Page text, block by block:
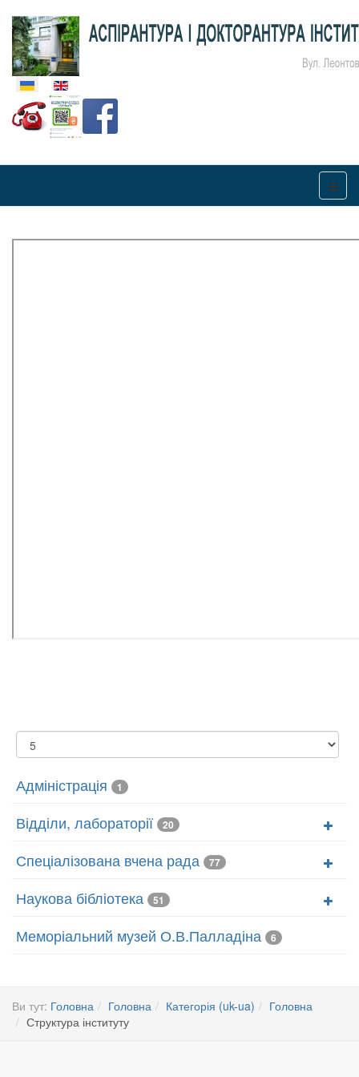
Оберіть свою мову
Показувати
Адміністрація 1
Відділи, лабораторії 20
Спеціалізована вчена рада 77
Наукова бібліотека 51
Меморіальний музей О.В.Палладіна 6
Ви тут: Головна Головна Категорія (uk-ua)
Головна
Структура інституту